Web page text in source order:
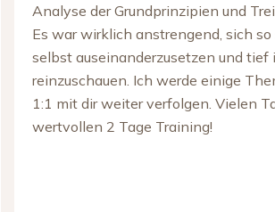
Analyse der Grundprinzipien und
Es war wirklich anstrengend, sich
selbst auseinanderzusetzen und tief
reinzuschauen. Ich werde einige
1:1 mit dir weiter verfolgen. Vielen
wertvollen 2 Tage Training!